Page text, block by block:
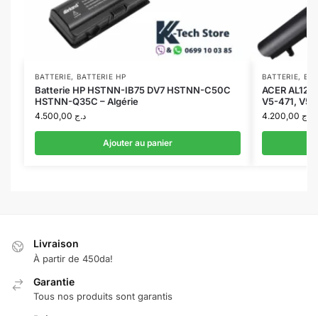
BATTERIE, BATTERIE HP
Batterie HP HSTNN-IB75 DV7 HSTNN-C50C
HSTNN-Q35C – Algérie
د.ج
Ajouter au panier
BATTERIE,
ACER
V5-471, V5-
د.ج
Livraison
À partir de 450da!
Garantie
Tous nos produits sont garantis